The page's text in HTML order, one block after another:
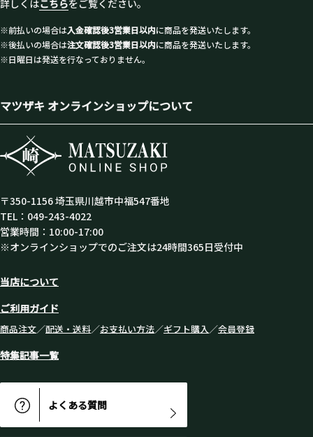
詳しくはこちらをご覧ください。
※前払いの場合は入金確認後3営業日以内に商品を発送いたします。
※後払いの場合は注文確認後3営業日以内に商品を発送いたします。
※日曜日は発送を行なっておりません。
マツザキ オンラインショップについて
〒350-1156 埼玉県川越市中福547番地
TEL：049-243-4022
営業時間：10:00-17:00
※オンラインショップでのご注文は24時間365日受付中
当店について
ご利用ガイド
商品注文／配送・送料／お支払い方法／ギフト購入／会員登録
特集記事一覧
よくある質問